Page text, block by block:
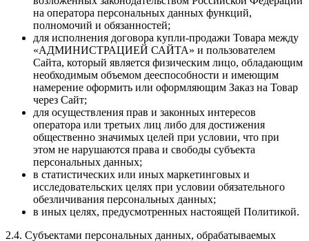
на оператора персональных данных функций,
полномочий и обязанностей;
для исполнения договора купли-продажи Товара между
«АДМИНИСТРАЦИЕЙ САЙТА» и пользователем
Сайта, который является физическим лицо, обладающим
необходимым объемом дееспособности и имеющим
намерение оформить или оформляющим Заказ на Товар
через Сайт;
для осуществления прав и законных интересов
оператора или третьих лиц либо для достижения
общественно значимых целей при условии, что при
этом не нарушаются права и свободы субъекта
персональных данных;
в статистических или иных маркетинговых и
исследовательских целях при условии обязательного
обезличивания персональных данных;
в иных целях, предусмотренных настоящей Политикой.
2.4. Субъектами персональных данных, обрабатываемых